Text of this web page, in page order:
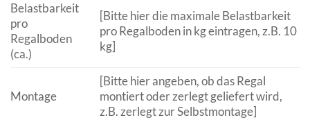
Belastbarkeit
pro
Regalboden
(ca.)
[Bitte hier die maximale Belastbarkeit
pro Regalboden in kg eintragen, z.B. 10
kg]
Montage
[Bitte hier angeben, ob das Regal
montiert oder zerlegt geliefert wird,
z.B. zerlegt zur Selbstmontage]